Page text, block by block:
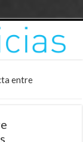
entre